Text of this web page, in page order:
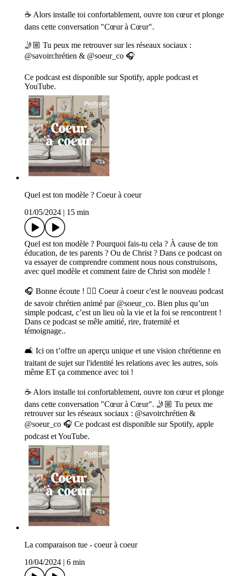
☕ Alors installe toi confortablement, ouvre ton cœur et plonge
dans cette conversation "Cœur à Cœur".
🤳🏼 Tu peux me retrouver sur les réseaux sociaux :
@savoirchrétien & @soeur_co 🎧
Ce podcast est disponible sur Spotify, apple podcast et
YouTube.
Quel est ton modèle ? Coeur à coeur
01/05/2024
15 min
Quel est ton modèle ? Pourquoi fais-tu cela ? À cause de ton
éducation, de tes parents ? Ou de Christ ? Dans ce podcast on
va essayer de comprendre comment nous nous construisons,
avec quel modèle et comment faire de Christ son modèle !
🎧 Bonne écoute ! ❤️‍🔥 Coeur à coeur c'est le nouveau podcast
de savoir chrétien animé par @soeur_co. Bien plus qu’un
simple podcast, c’est un lieu où la vie et la foi se rencontrent !
Dans ce podcast se mêle amitié, rire, fraternité et
témoignage..
🛋️ Ici on t’offre un aperçu unique et une vision chrétienne en
traitant de sujet sur l'identité les relations avec les autres, sois
même ET ça commence avec toi !
☕ Alors installe toi confortablement, ouvre ton cœur et plonge
dans cette conversation "Cœur à Cœur". 🤳🏼 Tu peux me
retrouver sur les réseaux sociaux : @savoirchrétien &
@soeur_co 🎧 Ce podcast est disponible sur Spotify, apple
podcast et YouTube.
La comparaison tue - coeur à coeur
10/04/2024
6 min